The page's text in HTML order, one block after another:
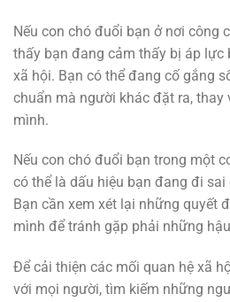
Nếu con chó đuổi bạn ở nơi công
thấy bạn đang cảm thấy bị áp lực
xã hội. Bạn có thể đang cố gắng
chuẩn mà người khác đặt ra, thay
mình.
Nếu con chó đuổi bạn trong một
có thể là dấu hiệu bạn đang đi
Bạn cần xem xét lại những quyết
mình để tránh gặp phải những
Để cải thiện các mối quan hệ xã
với mọi người, tìm kiếm những